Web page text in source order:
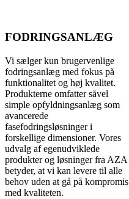
FODRINGSANLÆG
Vi sælger kun brugervenlige
fodringsanlæg med fokus på
funktionalitet og høj kvalitet.
Produkterne omfatter såvel
simple opfyldningsanlæg som
avancerede
fasefodringsløsninger i
forskellige dimensioner. Vores
udvalg af egenudviklede
produkter og løsninger fra AZA
betyder, at vi kan levere til alle
behov uden at gå på kompromis
med kvaliteten.